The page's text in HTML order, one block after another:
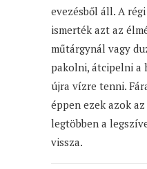
evezésből áll. A
ismerték azt az
műtárgynál vagy
pakolni, átcipelni a
újra vízre tenni.
éppen ezek azok
legtöbben a
vissza.